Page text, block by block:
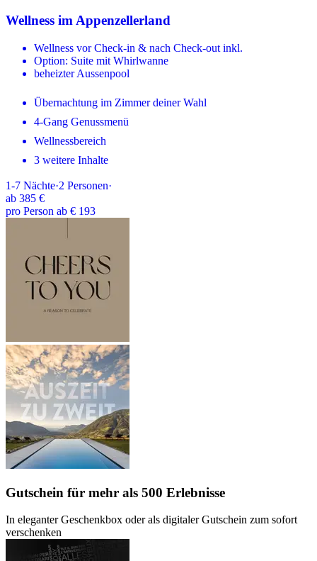
Wellness im Appenzellerland
Wellness vor Check-in & nach Check-out inkl.
Option: Suite mit Whirlwanne
beheizter Aussenpool
Übernachtung im Zimmer deiner Wahl
4-Gang Genussmenü
Wellnessbereich
3 weitere Inhalte
1-7 Nächte·2 Personen·
ab 385 €
pro Person ab € 193
Gutschein für mehr als 500 Erlebnisse
In eleganter Geschenkbox oder als digitaler Gutschein zum sofort
verschenken